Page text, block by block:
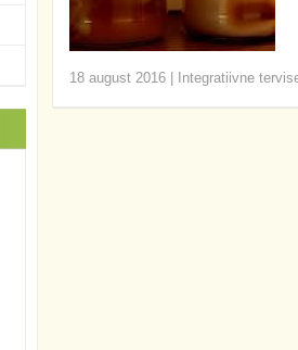
18 august 2016| Integratiivne